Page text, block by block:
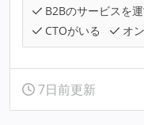
B2Bのサービスを
CTOがいる
オ
7日前更新